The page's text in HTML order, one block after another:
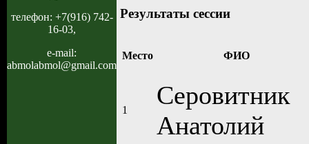
телефон: +7(916) 742-
16-03,
e-mail:
abmolabmol@gmail.com
Результаты сессии
Место ФИО
1
Серовитник
Анатолий